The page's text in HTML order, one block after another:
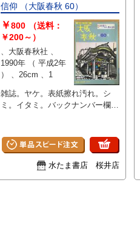
信仰 （大阪春秋 60）
￥800
（送料：
￥200～）
、大阪春秋社 、
1990年 （ 平成2年
） 、26cm 、1
雑誌。ヤケ。表紙擦れ汚れ。シ
ミ。イタミ。バックナンバー欄に
水たま書店 桜井店